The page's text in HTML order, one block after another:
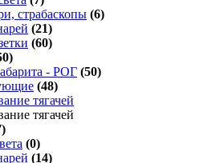
страбаскопы (6)
(21)
(60)
- РОГ (50)
(48)
тягачей
тягачей
(0)
(14)